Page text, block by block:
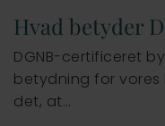
Hvad betyder
DGNB-certificeret
betydning for vores
det, at…